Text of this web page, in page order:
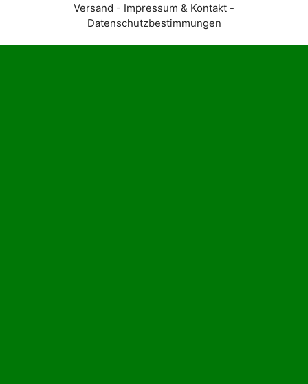
Versand - Impressum & Kontakt -
Datenschutzbestimmungen